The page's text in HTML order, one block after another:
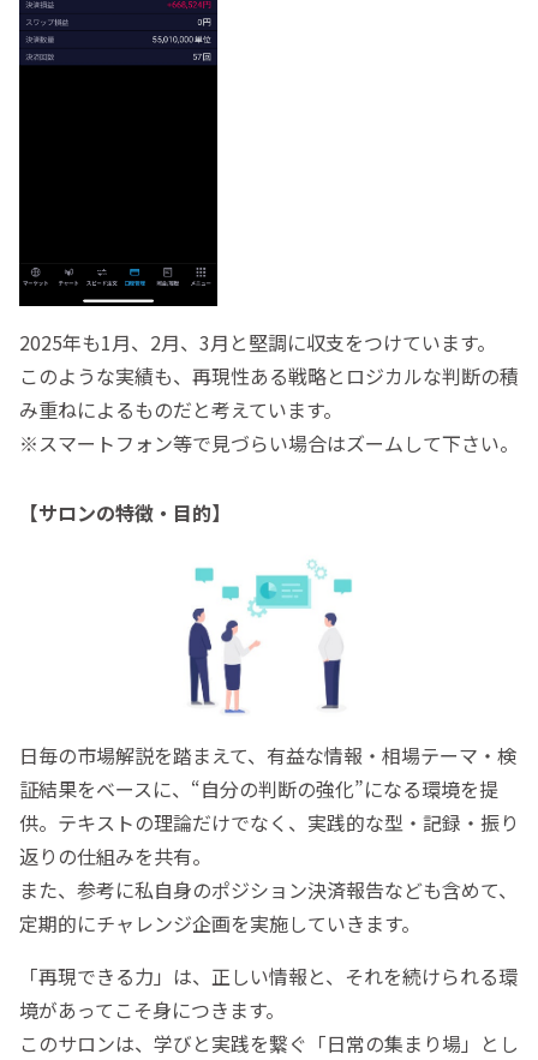
2025年も1月、2月、3月と堅調に収支をつけています。
このような実績も、再現性ある戦略とロジカルな判断の積
み重ねによるものだと考えています。
※スマートフォン等で見づらい場合はズームして下さい。
【サロンの特徴・目的】
日毎の市場解説を踏まえて、有益な情報・相場テーマ・検
証結果をベースに、“自分の判断の強化”になる環境を提
供。テキストの理論だけでなく、実践的な型・記録・振り
返りの仕組みを共有。
また、参考に私自身のポジション決済報告なども含めて、
定期的にチャレンジ企画を実施していきます。
「再現できる力」は、正しい情報と、それを続けられる環
境があってこそ身につきます。
このサロンは、学びと実践を繋ぐ「日常の集まり場」とし